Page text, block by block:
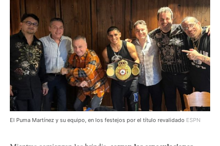
El Puma Martínez y su equipo, en los festejos por el título revalidado ESPN